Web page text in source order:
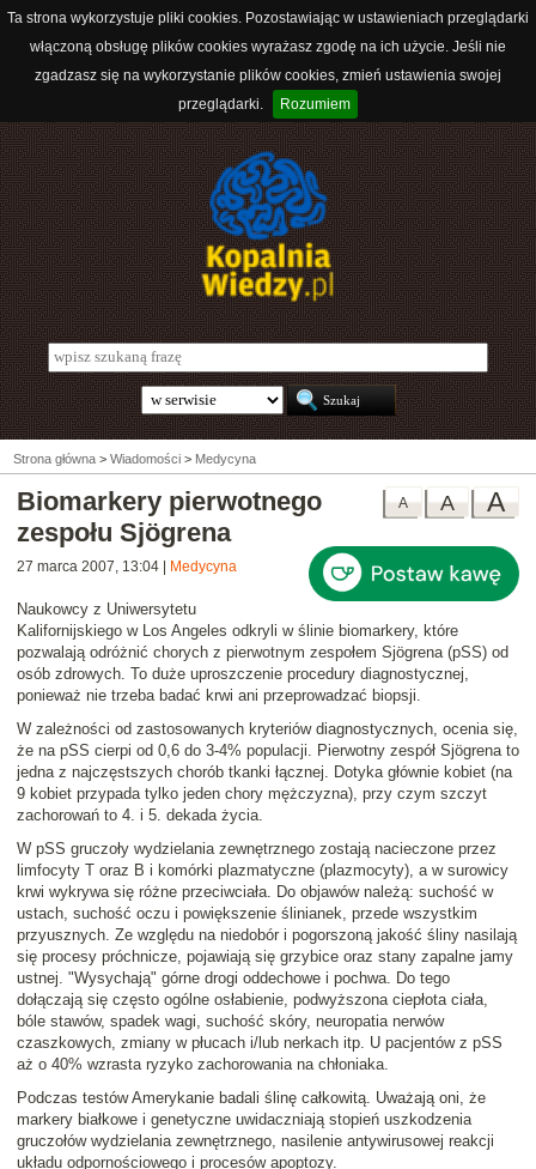
Ta strona wykorzystuje pliki cookies. Pozostawiając w ustawieniach przeglądarki
włączoną obsługę plików cookies wyrażasz zgodę na ich użycie. Jeśli nie
zgadzasz się na wykorzystanie plików cookies, zmień ustawienia swojej
przeglądarki.
Rozumiem
Strona główna > Wiadomości > Medycyna
A
A
A
Biomarkery pierwotnego
zespołu Sjögrena
27 marca 2007, 13:04 Medycyna
Naukowcy z Uniwersytetu
Kalifornijskiego w Los Angeles odkryli w ślinie biomarkery, które
pozwalają odróżnić chorych z pierwotnym zespołem Sjögrena(pSS) od
osób zdrowych. To duże uproszczenie procedury diagnostycznej,
ponieważ nie trzeba badać krwi ani przeprowadzać biopsji.
W zależności od zastosowanych kryteriów diagnostycznych, ocenia się,
że na pSS cierpi od 0,6 do 3-4% populacji. Pierwotny zespół Sjögrena to
jedna z najczęstszych chorób tkanki łącznej. Dotyka głównie kobiet (na
9 kobiet przypada tylko jeden chory mężczyzna), przy czym szczyt
zachorowań to 4. i 5. dekada życia.
W pSS gruczoły wydzielania zewnętrznego zostają nacieczone przez
limfocyty T oraz B i komórki plazmatyczne (plazmocyty), a w surowicy
krwi wykrywa się różne przeciwciała. Do objawów należą: suchość w
ustach, suchość oczu i powiększenie ślinianek, przede wszystkim
przyusznych. Ze względu na niedobór i pogorszoną jakość śliny nasilają
się procesy próchnicze, pojawiają się grzybice oraz stany zapalne jamy
ustnej. "Wysychają" górne drogi oddechowe i pochwa. Do tego
dołączają się często ogólne osłabienie, podwyższona ciepłota ciała,
bóle stawów, spadek wagi, suchość skóry, neuropatia nerwów
czaszkowych, zmiany w płucach i/lub nerkach itp. U pacjentów z pSS
aż o 40% wzrasta ryzyko zachorowania na chłoniaka.
Podczas testów Amerykanie badali ślinę całkowitą. Uważają oni, że
markery białkowe i genetyczne uwidaczniają stopień uszkodzenia
gruczołów wydzielania zewnętrznego, nasilenie antywirusowej reakcji
układu odpornościowego i procesów apoptozy.